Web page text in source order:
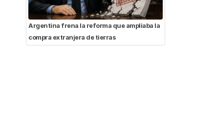
Argentina frena la reforma que ampliaba la
compra extranjera de tierras